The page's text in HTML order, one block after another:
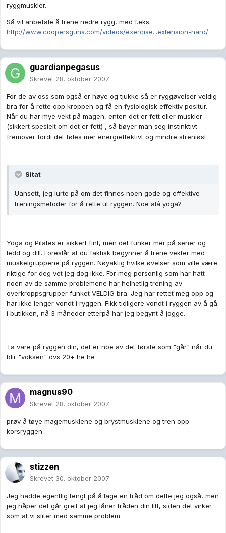
ryggmuskler.
Så vil anbefale å trene nedre rygg, med f.eks.
http://www.coopersguns.com/videos/exercise...extension-hard/
guardianpegasus
Skrevet 28. oktober 2007
For de av oss som også er høye og tjukke så er ryggøvelser veldig
bra for å rette opp kroppen og få en fysiologisk effektiv positur.
Når du har mye vekt på magen, enten det er fett eller muskler
(sikkert spesielt om det er fett) , så bøyer man seg instinktivt
fremover fordi det føles mer energieffektivt og mindre streniøst.
Sitat
Uansett, jeg lurte på om det finnes noen gode og effektive
treningsmetoder for å rette ut ryggen. Noe alá yoga?
Yoga og Pilates er sikkert fint, men det funker mer på sener og
ledd og dill. Foreslår at du faktisk begynner å trene vekter med
muskelgruppene på ryggen. Nøyaktig hvilke øvelser som ville være
riktige for deg vet jeg dog ikke. For meg personlig som har hatt
noen av de samme problemene har helhetlig trening av
overkroppsgrupper funket VELDIG bra. Jeg har rettet meg opp og
har ikke lenger vondt i ryggen. Fikk tidligere vondt i ryggen av å gå
i butikken, nå 3 måneder etterpå har jeg begynt å jogge.
Ta vare på ryggen din, det er noe av det første som "går" når du
blir "voksen" dvs 20+ he he
magnus90
Skrevet 28. oktober 2007
prøv å tøye magemusklene og brystmusklene og tren opp
korsryggen
stizzen
Skrevet 30. oktober 2007
Jeg hadde egentlig tengt på å lage en tråd om dette jeg også, men
jeg håper det går greit at jeg låner tråden din litt, siden det virker
som at vi sliter med samme problem.